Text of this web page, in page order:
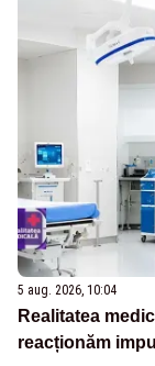
5 aug. 2026, 10:04
Realitatea
reacționăm